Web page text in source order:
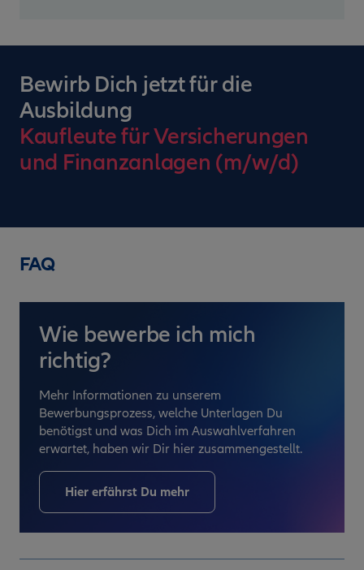
Bewirb Dich jetzt für die
Ausbildung
Kaufleute für Versicherungen
und Finanzanlagen (m/w/d)
FAQ
Wie bewerbe ich mich
richtig?
Mehr Informationen zu unserem
Bewerbungsprozess, welche Unterlagen Du
benötigst und was Dich im Auswahlverfahren
erwartet, haben wir Dir hier zusammengestellt.
Hier erfährst Du mehr